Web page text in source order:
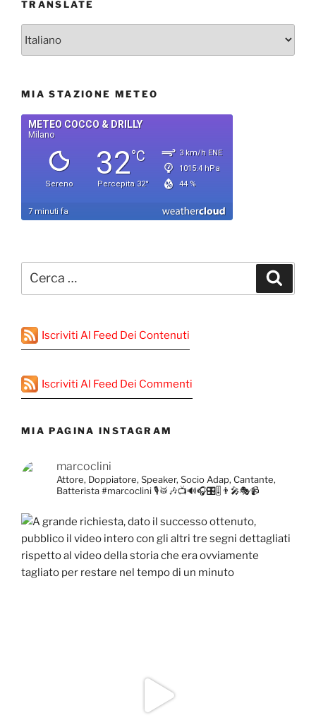
TRANSLATE
MIA STAZIONE METEO
Cerca:
Iscriviti Al Feed Dei Contenuti
Iscriviti Al Feed Dei Commenti
MIA PAGINA INSTAGRAM
marcoclini
Attore, Doppiatore, Speaker, Socio Adap, Cantante,
Batterista#marcoclini 🎙️🥁🎶📺🔊🎧🎛️🎚️👨‍🎤🎭📹